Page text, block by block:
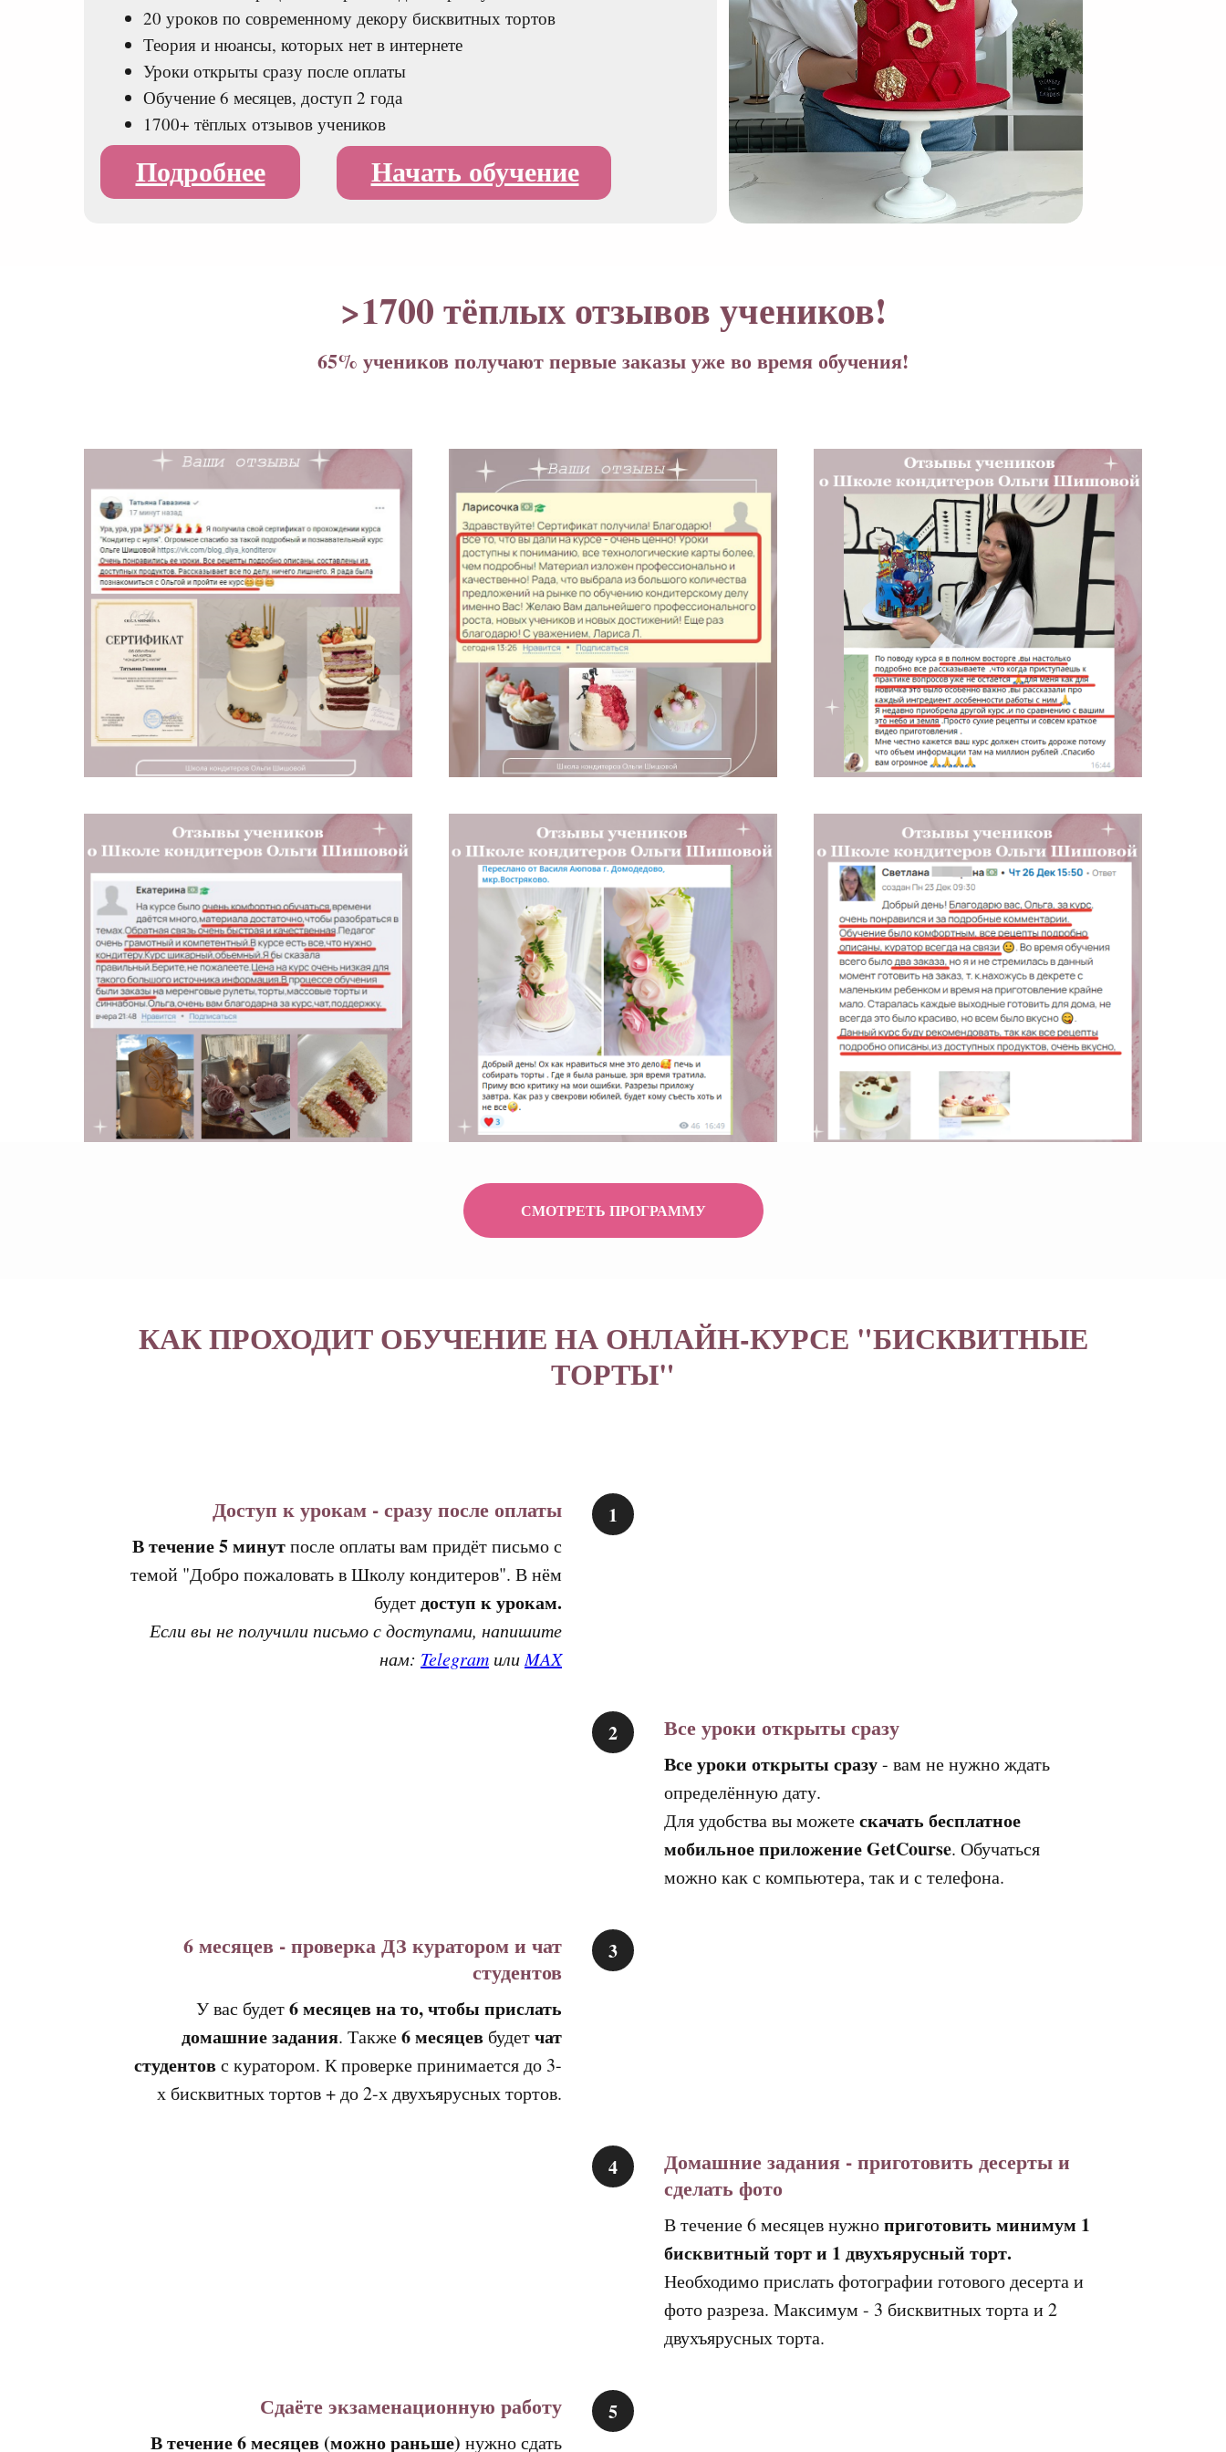
Начать обучение
Подробнее
20 уроков по современному декору бисквитных тортов
Теория и нюансы, которых нет в интернете
Уроки открыты сразу после оплаты
Обучение 6 месяцев, доступ 2 года
1700+ тёплых отзывов учеников
>1700 тёплых отзывов учеников!
65% учеников получают первые заказы уже во время обучения!
СМОТРЕТЬ ПРОГРАММУ
КАК ПРОХОДИТ ОБУЧЕНИЕ НА ОНЛАЙН-КУРСЕ "БИСКВИТНЫЕ
ТОРТЫ"
Доступ к урокам - сразу после оплаты
В течение 5 минутпосле оплаты вам придёт письмо с
темой "Добро пожаловать в Школу кондитеров". В нём
будетдоступ к урокам.
Если вы не получили письмо с доступами, напишите
нам: Telegram или MAX
Все уроки открыты сразу
Все уроки открыты сразу- вам не нужно ждать
определённую дату.
Для удобства вы можетескачать бесплатное
мобильное приложение GetCourse. Обучаться
можно как с компьютера, так и с телефона.
6 месяцев - проверка ДЗ куратором и чат
студентов
У вас будет6 месяцев на то, чтобы прислать
домашние задания. Также6 месяцев будетчат
студентовс куратором. К проверке принимается до 3-
х бисквитных тортов + до 2-х двухъярусных тортов.
Домашние задания - приготовить десерты и
сделать фото
В течение 6 месяцев нужноприготовить минимум 1
бисквитный торт и 1 двухъярусный торт.
Необходимо прислать фотографии готового десерта и
фото разреза. Максимум - 3 бисквитных торта и 2
двухъярусных торта.
Сдаёте экзаменационную работу
В течение 6 месяцев (можно раньше) нужно сдать